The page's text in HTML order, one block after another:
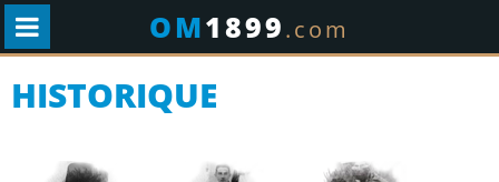
OM1899.com
HISTORIQUE